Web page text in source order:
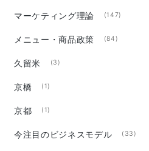
マーケティング理論 (147)
メニュー・商品政策 (84)
久留米 (3)
京橋 (1)
京都 (1)
今注目のビジネスモデル (33)